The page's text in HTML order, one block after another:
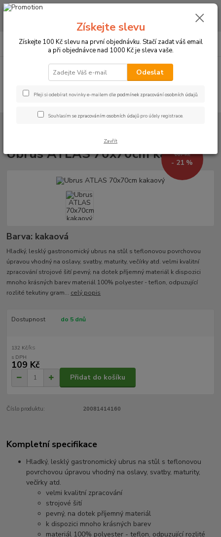
CHCETE NAKOUPIT VĚTŠÍ MNOŽSTVÍ NAŠICH PRODUKTŮ ZA LEPŠÍ
CZK
Hledat
+420 773 794 023
Pondělí-pátek 9-16 hodin
0
Ubrus ATLAS 70x70cm kakaový
167 Kč
- 21 %
Barva: kakaová
Hladký, lesklý gastronomický ubrus na stůl s teflonovou povrchovou
úpravou vhodný na oslavy, svatby, maturity, večírky atd. velmi kvalitní
zpracování strojové šití pevný, na dotek příjemný materiál k dispozici
mnoho krásných barev materiál 100% polyester - teflon, odpuzující
rozlité tekutiny gram... celý popis
Dostupnost do 5 dnů
132 Kč/ks
109 Kč
Přidat do košíku
Číslo produktu: 20081414160
Kompletní specifikace
Hladký, lesklý gastronomický ubrus na stůl s teflonovou
povrchovou úpravou vhodný na oslavy, svatby, maturity,
večírky atd.
velmi kvalitní zpracování
strojové šití
pevný, na dotek příjemný materiál
k dispozici mnoho krásných barev
materiál 100% polyester - teflon, odpuzující rozlité
Získejte slevu
Získejte 100 Kč slevu na první objednávku. Stačí zadat váš email
a při objednávce nad 1000 Kč je sleva vaše.
Odeslat
Přeji si odebírat novinky e-mailem dle podmínek zpracování osobních údajů.
Souhlasím se zpracováním osobních údajů pro účely registrace.
Zavřít